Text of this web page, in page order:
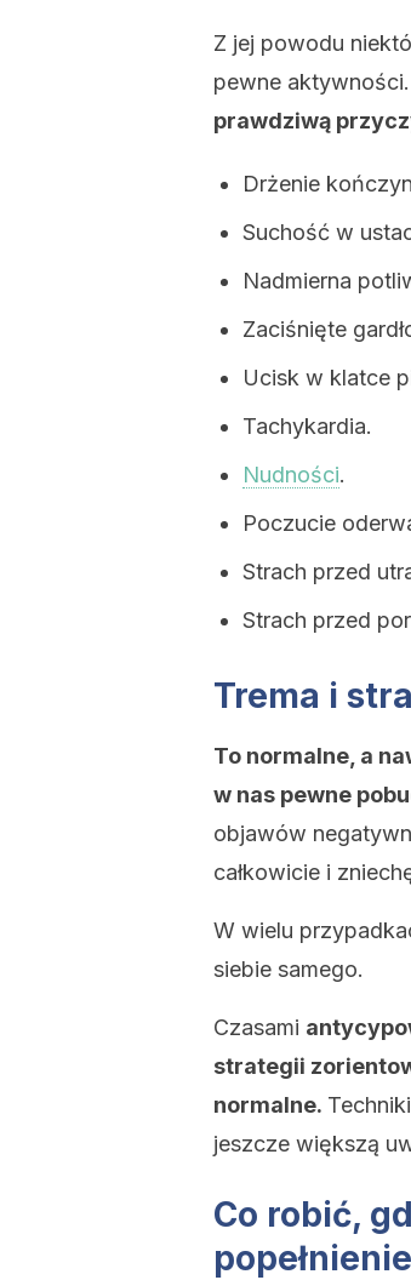
Z jej powodu
pewne aktywności.
prawdziwą
Drżenie
Suchość w
Nadmierna
Zaciśnięte
Ucisk w klatce
Tachykardia.
Nudności.
Poczucie
Strach przed
Strach przed
Trema i
To normalne, a
w nas pewne
objawów
całkowicie i
W wielu
siebie samego.
Czasami
strategii
normalne.
jeszcze większą
Co robić,